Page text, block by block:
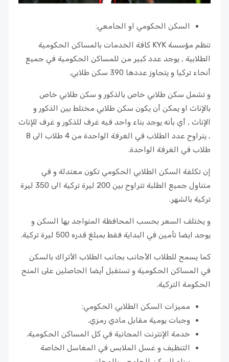
السكن الحكومي او الجامعي:
تنظم مؤسسة KYK كافة الخدمات بالمساكن الحكومية
الطلابية , يوجد عدد كبير من للمساكن الحكومية في جميع
أنحاء تركيا و يتجاوز عددها 390 سكن طلابي.
و تشمل سكن طلابي خاص بالذكور و سكن طلابي خاص
بالإناث او يمكن أن يكون سكن طلابي مختلط بين الذكور و
الإناث , أي بأنه يوجد بناء واحد فيه غرف للذكور و غرف للإناث
, يتراوح عدد الطلاب في الغرفة الواحدة من 4 طلاب الى 8
طلاب في الغرفة الواحدة.
إن تكلفة السكن الطلابي الحكومي تكون معتدلة و في
متناول جميع الطلبة تتراوح بين 200 ليرة تركية الى 350 ليرة
تركية بالشهر.
و يختلف السعر بحسب المحافظة المتواجد بها السكن و
يوجد ايضا تأمين في البداية فقط بمبلغ قدره 500 ليرة تركية.
كما يسمح للطلاب الأجانب بجانب الطلاب الأتراك بالسكن
في المساكن الحكومية و تستقبل أيضا الحاصلين على المنح
الحكومة التركية.
مميزات السكن الطلابي الحكومي:
وجبات يومية مقابل مادي رمزي.
خدمة الإنترنت المجانية في كل المساكن الحكومية.
التنظيف و غسل الملابس في المغاسل الخاصة